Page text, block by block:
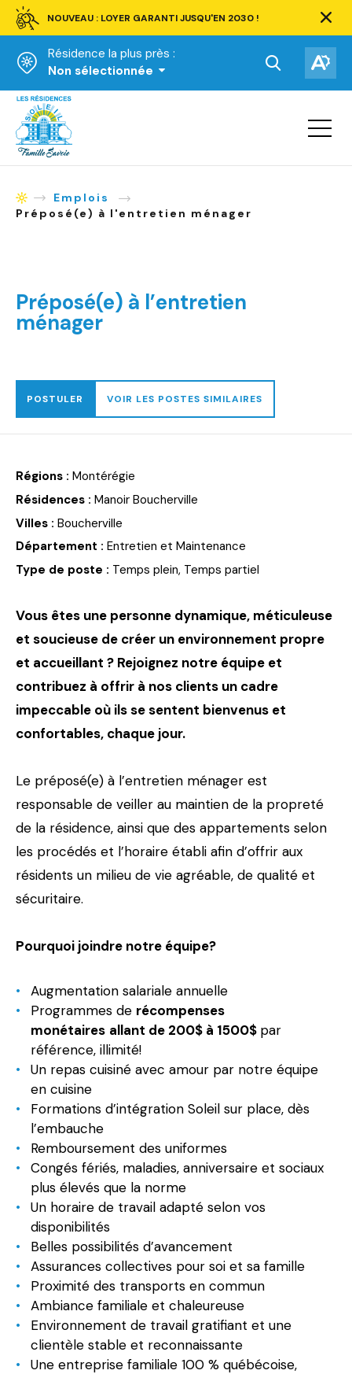
NOUVEAU : LOYER GARANTI JUSQU'EN 2030 !
barre
Résidence la plus près :
Non sélectionnée
Ouvrir
la
recherche.
la
Accueil
Ouvrir
la
AccueilEmplois
Préposé(e) à l'entretien ménager
Préposé(e) à l’entretien
ménager
POSTULER VOIR LES POSTES SIMILAIRES
Régions : Montérégie
Résidences : Manoir Boucherville
Villes : Boucherville
Département : Entretien et Maintenance
Type de poste : Temps plein, Temps partiel
Vous êtes une personne dynamique, méticuleuse
et soucieuse de créer un environnement propre
et accueillant ? Rejoignez notre équipe et
contribuez à offrir à nos clients un cadre
impeccable où ils se sentent bienvenus et
confortables, chaque jour.
Le préposé(e) à l’entretien ménager est
responsable de veiller au maintien de la propreté
de la résidence, ainsi que des appartements selon
les procédés et l’horaire établi afin d’offrir aux
résidents un milieu de vie agréable, de qualité et
sécuritaire.
Pourquoi joindre notre équipe?
Augmentation salariale annuelle
Programmes de récompenses
monétaires allant de 200$ à 1500$ par
référence, illimité!
Un repas cuisiné avec amour par notre équipe
en cuisine
Formations d’intégration Soleil sur place, dès
l’embauche
Remboursement des uniformes
Congés fériés, maladies, anniversaire et sociaux
plus élevés que la norme
Un horaire de travail adapté selon vos
disponibilités
Belles possibilités d’avancement
Assurances collectives pour soi et sa famille
Proximité des transports en commun
Ambiance familiale et chaleureuse
Environnement de travail gratifiant et une
clientèle stable et reconnaissante
Une entreprise familiale 100 % québécoise,